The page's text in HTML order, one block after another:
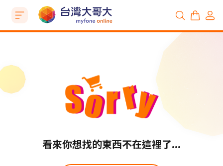
看來你想找的東西不在這裡了...